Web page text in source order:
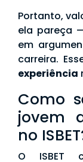
Portanto,
ela pareça
em
carreira.
experiência
Como
jovem
no
O ISBET